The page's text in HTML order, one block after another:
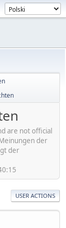
are not official
der
der
USER ACTIONS